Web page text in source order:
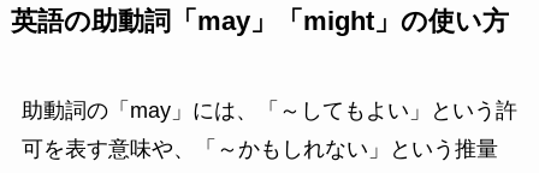
英語の助動詞「may」「might」の使い方
助動詞の「may」には、「～してもよい」という許
可を表す意味や、「～かもしれない」という推量